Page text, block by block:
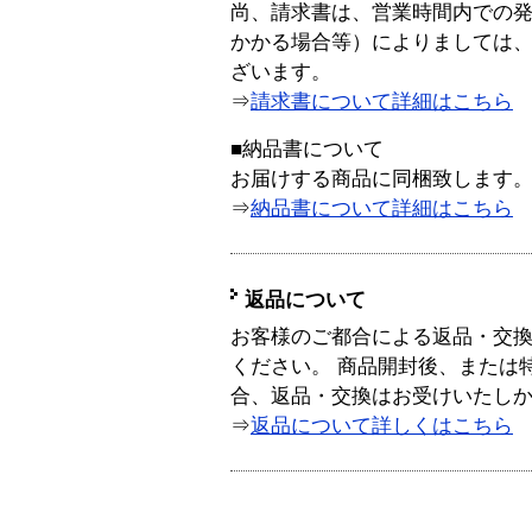
尚、請求書は、営業時間内での
かかる場合等）によりましては
ざいます。
⇒請求書について詳細はこちら
■納品書について
お届けする商品に同梱致します。
⇒納品書について詳細はこちら
返品について
お客様のご都合による返品・交
ください。 商品開封後、または
合、返品・交換はお受けいたし
⇒返品について詳しくはこちら